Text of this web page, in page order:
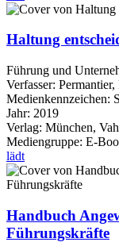
Haltung
Führung und
Verfasser:
Medienkennzeichen:
Jahr: 2019
Verlag: München,
Mediengruppe: E-
lädt
Handbuch
Führungskräfte